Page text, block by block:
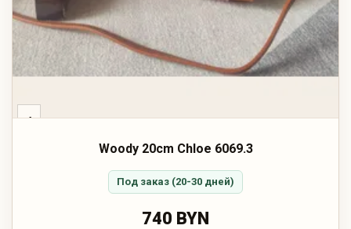
‹
Woody 20cm Chloe 6069.3
Под заказ (20-30 дней)
740 BYN